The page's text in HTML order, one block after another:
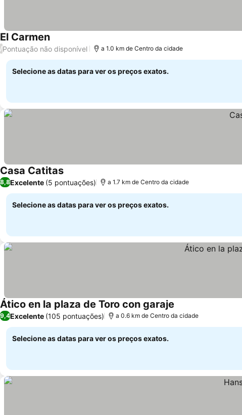
El Carmen
/Pontuação não disponível a 1.0 km de Centro da cidade
Selecione as datas para ver os preços exatos.
Casa Catitas
8,8Excelente (5 pontuações) a 1.7 km de Centro da cidade
Selecione as datas para ver os preços exatos.
Ático en la plaza de Toro con garaje
9,4Excelente (105 pontuações) a 0.6 km de Centro da cidade
Selecione as datas para ver os preços exatos.